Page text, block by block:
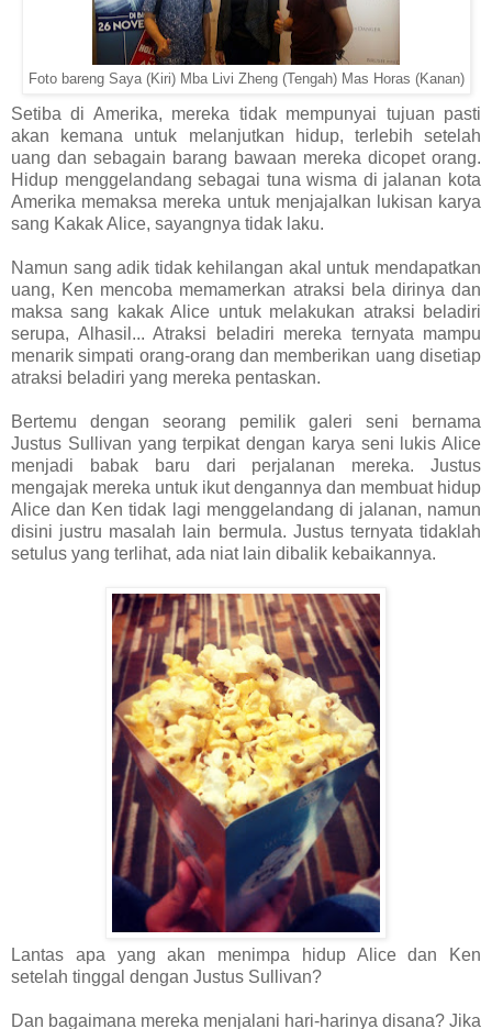
Foto bareng Saya (Kiri) Mba Livi Zheng (Tengah) Mas Horas (Kanan)
Setiba di Amerika, mereka tidak mempunyai tujuan pasti
akan kemana untuk melanjutkan hidup, terlebih setelah
uang dan sebagain barang bawaan mereka dicopet orang.
Hidup menggelandang sebagai tuna wisma di jalanan kota
Amerika memaksa mereka untuk menjajalkan lukisan karya
sang Kakak Alice, sayangnya tidak laku.
Namun sang adik tidak kehilangan akal untuk mendapatkan
uang, Ken mencoba memamerkan atraksi bela dirinya dan
maksa sang kakak Alice untuk melakukan atraksi beladiri
serupa, Alhasil... Atraksi beladiri mereka ternyata mampu
menarik simpati orang-orang dan memberikan uang disetiap
atraksi beladiri yang mereka pentaskan.
Bertemu dengan seorang pemilik galeri seni bernama
Justus Sullivan yang terpikat dengan karya seni lukis Alice
menjadi babak baru dari perjalanan mereka. Justus
mengajak mereka untuk ikut dengannya dan membuat hidup
Alice dan Ken tidak lagi menggelandang di jalanan, namun
disini justru masalah lain bermula. Justus ternyata tidaklah
setulus yang terlihat, ada niat lain dibalik kebaikannya.
Lantas apa yang akan menimpa hidup Alice dan Ken
setelah tinggal dengan Justus Sullivan?
Dan bagaimana mereka menjalani hari-harinya disana? Jika